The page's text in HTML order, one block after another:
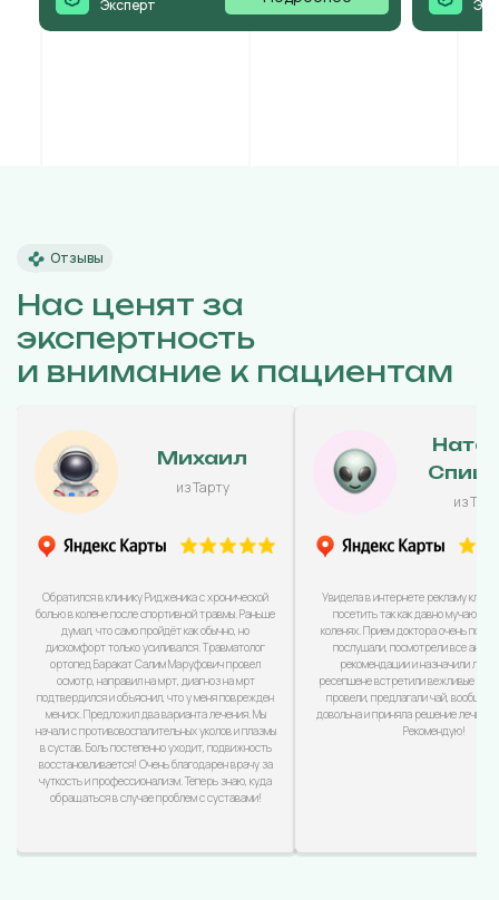
Эксперт
Отзывы
Нас ценят за
экспертность
и внимание к пациентам
Михаил
из Тарту
Обратился в клинику Ридженика с хронической
болью в колене после спортивной травмы. Раньше
думал, что само пройдёт как обычно, но
дискомфорт только усиливался. Травматолог
ортопед Баракат Салим Маруфович провел
осмотр, направил на мрт, диагноз на мрт
подтвердился и объяснил, что у меня поврежден
мениск. Предложил два варианта лечения. Мы
начали с противовоспалительных уколов и плазмы
в сустав. Боль постепенно уходит, подвижность
восстановливается! Очень благодарен врачу за
чуткость и профессионализм. Теперь знаю, куда
обращаться в случае проблем с суставами!
из
Увидела в интернете рекламу
посетить так как давно мучаюсь
коленях. Прием доктора очень
послушали, посмотрели все
рекомендации и назначили
ресепшене встретили вежливые
провели, предлагали чай, вообщем
довольна и приняла решение
Рекомендую!